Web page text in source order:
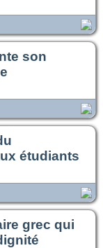
son
étudiants
grec qui